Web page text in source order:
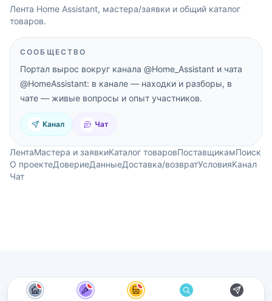
Лента Home Assistant, мастера/заявки и общий каталог
товаров.
СООБЩЕСТВО
Портал вырос вокруг канала @Home_Assistant и чата
@HomeAssistant: в канале — находки и разборы, в
чате — живые вопросы и опыт участников.
Канал Чат
ЛентаМастера и заявкиКаталог товаровПоставщикамПоиск
О проектеДовериеДанныеДоставка/возвратУсловияКанал
Чат
новые материалы новые материалы новые материалы